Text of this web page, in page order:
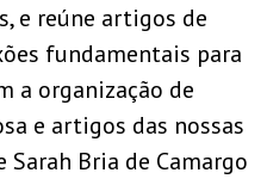
e reúne artigos de
fundamentais para
a organização de
e artigos das nossas
Bria de Camargo